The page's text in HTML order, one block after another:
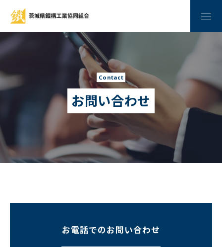
Contact
お問い合わせ
お電話でのお問い合わせ
メニ